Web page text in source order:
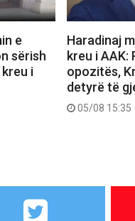
e
sërish
i
Haradinaj
kreu i
opozitës,
detyrë të
05/08 15:35